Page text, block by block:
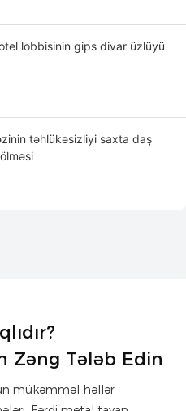
lobbisinin gips divar üzlüyü
təhlükəsizliyi saxta daş
Zəng Tələb Edin
mükəmməl həllər